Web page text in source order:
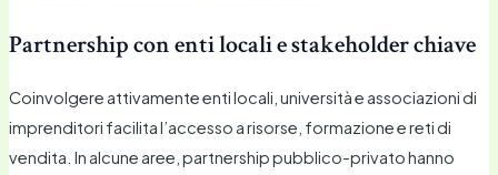
Partnership con enti locali e stakeholder chiave
Coinvolgere attivamente enti locali, università e associazioni di
imprenditori facilita l’accesso a risorse, formazione e reti di
vendita. In alcune aree, partnership pubblico-privato hanno